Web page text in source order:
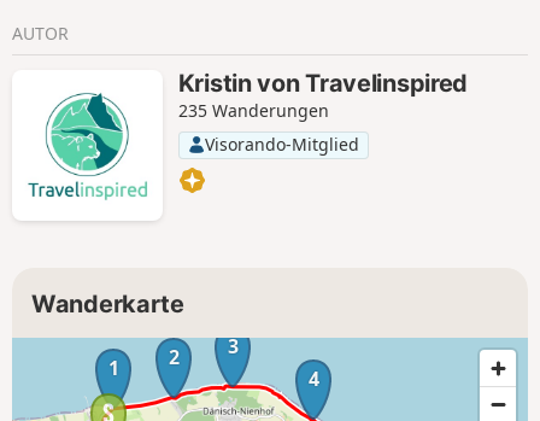
AUTOR
Kristin von Travelinspired
235 Wanderungen
Visorando-Mitglied
Wanderkarte
1 2
3
4